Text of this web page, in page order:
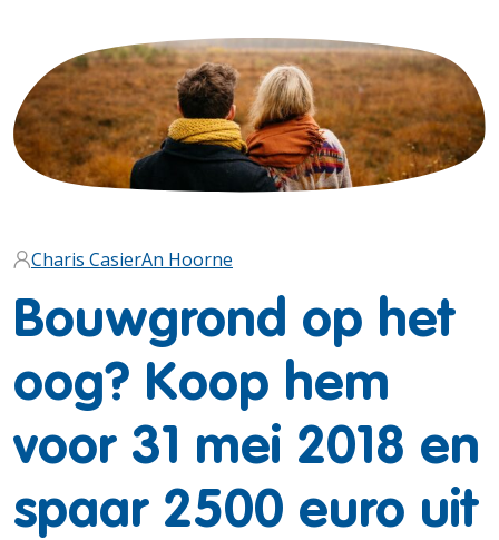
Charis CasierAn Hoorne
Bouwgrond op het
oog? Koop hem
voor 31 mei 2018 en
spaar 2500 euro uit